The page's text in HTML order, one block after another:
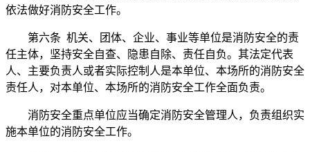
依法做好消防安全工作。
第六条 机关、团体、企业、事业等单位是消防安全的责
任主体，坚持安全自查、隐患自除、责任自负。其法定代表
人、主要负责人或者实际控制人是本单位、本场所的消防安全
责任人，对本单位、本场所的消防安全工作全面负责。
消防安全重点单位应当确定消防安全管理人，负责组织实
施本单位的消防安全工作。